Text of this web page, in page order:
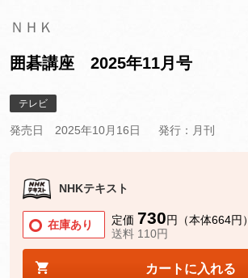
ＮＨＫ
囲碁講座 2025年11月号
テレビ
発売日 2025年10月16日 発行：月刊
NHKテキスト
在庫あり 定価 730円（本体664円）
送料 110円
カートに入れる